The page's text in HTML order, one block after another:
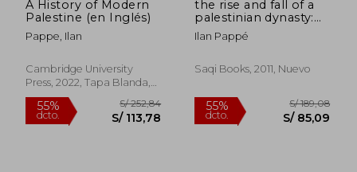
A History of Modern
Palestine (en Inglés)
Pappe, Ilan
Cambridge University
Press, 2022, Tapa Blanda,
Nuevo
the rise and fall of a
palestinian dynasty:
the husaynis 1700-
1948 (en Inglés)
Ilan Pappé
Saqi Books, 2011, Nuevo